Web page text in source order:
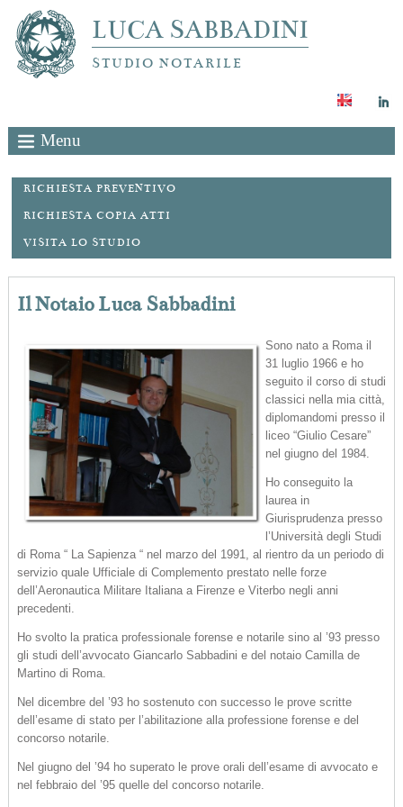
LUCA SABBADINI
STUDIO NOTARILE
Menu
RICHIESTA PREVENTIVO
RICHIESTA COPIA ATTI
VISITA LO STUDIO
Il Notaio Luca Sabbadini
Sono nato a Roma il
31 luglio 1966 e ho
seguito il corso di studi
classici nella mia città,
diplomandomi presso il
liceo “Giulio Cesare”
nel giugno del 1984.
Ho conseguito la
laurea in
Giurisprudenza presso
l’Università degli Studi
di Roma “ La Sapienza “ nel marzo del 1991, al rientro da un periodo di
servizio quale Ufficiale di Complemento prestato nelle forze
dell’Aeronautica Militare Italiana a Firenze e Viterbo negli anni
precedenti.
Ho svolto la pratica professionale forense e notarile sino al ’93 presso
gli studi dell’avvocato Giancarlo Sabbadini e del notaio Camilla de
Martino di Roma.
Nel dicembre del ’93 ho sostenuto con successo le prove scritte
dell’esame di stato per l’abilitazione alla professione forense e del
concorso notarile.
Nel giugno del ’94 ho superato le prove orali dell’esame di avvocato e
nel febbraio del ’95 quelle del concorso notarile.